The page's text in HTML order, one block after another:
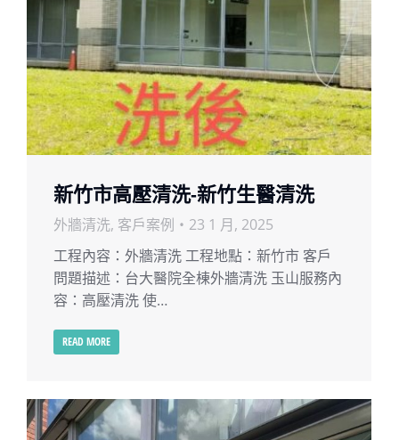
新竹市高壓清洗-新竹生醫清洗
外牆清洗, 客戶案例
23 1 月, 2025
工程內容：外牆清洗 工程地點：新竹市 客戶
問題描述：台大醫院全棟外牆清洗 玉山服務內
容：高壓清洗 使…
READ MORE